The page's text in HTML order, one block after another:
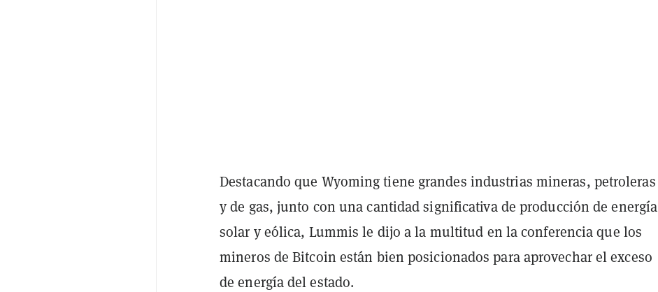
Destacando que Wyoming tiene grandes industrias mineras, petroleras
y de gas, junto con una cantidad significativa de producción de energía
solar y eólica, Lummis le dijo a la multitud en la conferencia que los
mineros de Bitcoin están bien posicionados para aprovechar el exceso
de energía del estado.